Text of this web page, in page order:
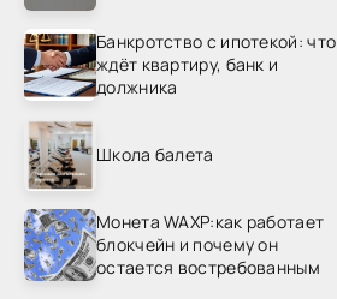
Банкротство с ипотекой: что
ждёт квартиру, банк и
должника
Школа балета
Монета WAXP:как работает
блокчейн и почему он
остается востребованным